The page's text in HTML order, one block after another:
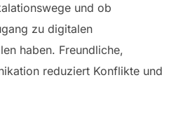
und ob
zu digitalen
haben. Freundliche,
reduziert Konflikte und